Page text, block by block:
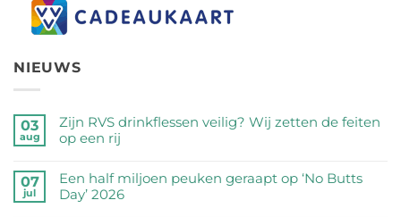
NIEUWS
03
aug
Zijn RVS drinkflessen veilig? Wij zetten de feiten
op een rij
reacties
op
Zijn
07
jul
Een half miljoen peuken geraapt op ‘No Butts
Day’ 2026